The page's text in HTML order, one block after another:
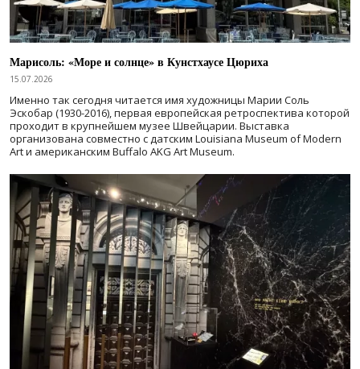
Марисоль: «Море и солнце» в Кунстхаусе Цюриха
15.07.2026
Именно так сегодня читается имя художницы Марии Соль
Эскобар (1930-2016), первая европейская ретроспектива которой
проходит в крупнейшем музее Швейцарии. Выставка
организована совместно с датским Louisiana Museum of Modern
Art и американским Buffalo AKG Art Museum.